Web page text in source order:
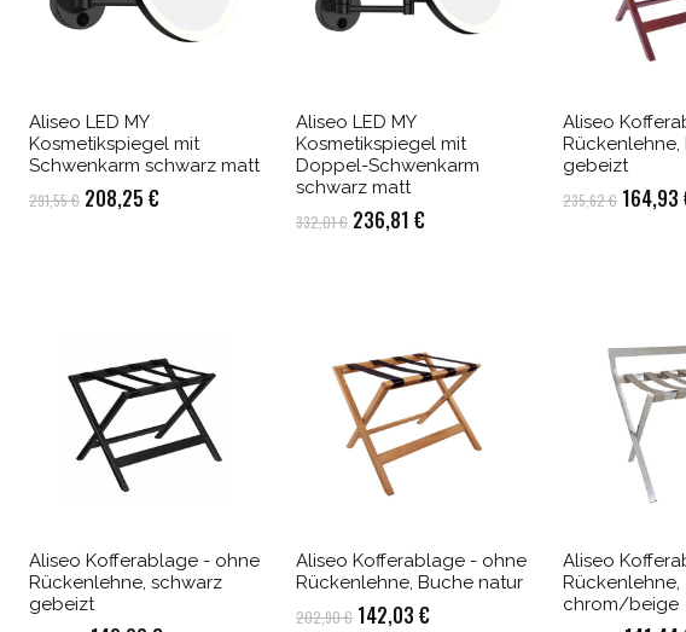
Aliseo LED MY
Kosmetikspiegel mit
Schwenkarm schwarz matt
291,55€ Ursprünglicher
208,25 €Aktueller
Aliseo LED MY
Kosmetikspiegel mit
Doppel-Schwenkarm
schwarz matt
332,01€ Ursprünglicher
236,81 €Aktueller
Aliseo
Rückenlehne,
gebeizt
235,62€ 164,93
Aliseo Kofferablage - ohne
Rückenlehne, schwarz
gebeizt
Aliseo Kofferablage - ohne
Rückenlehne, Buche natur
202,90€ Ursprünglicher
142,03 €Aktueller
Aliseo
Rückenlehne,
chrom/beige